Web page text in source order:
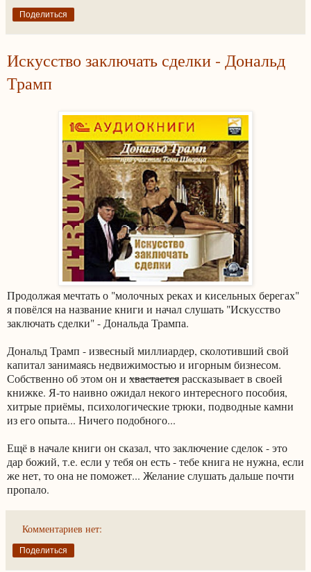
Поделиться
Искусство заключать сделки - Дональд
Трамп
Продолжая мечтать о "молочных реках и кисельных берегах"
я повёлся на название книги и начал слушать "Искусство
заключать сделки" - Дональда Трампа.
Дональд Трамп - извесный миллиардер, сколотивший свой
капитал занимаясь недвижимостью и игорным бизнесом.
Собственно об этом он и хвастаетсярассказывает в своей
книжке. Я-то наивно ожидал некого интересного пособия,
хитрые приёмы, психологические трюки, подводные камни
из его опыта... Ничего подобного...
Ещё в начале книги он сказал, что заключение сделок - это
дар божий, т.е. если у тебя он есть - тебе книга не нужна, если
же нет, то она не поможет... Желание слушать дальше почти
пропало.
Комментариев нет:
Поделиться